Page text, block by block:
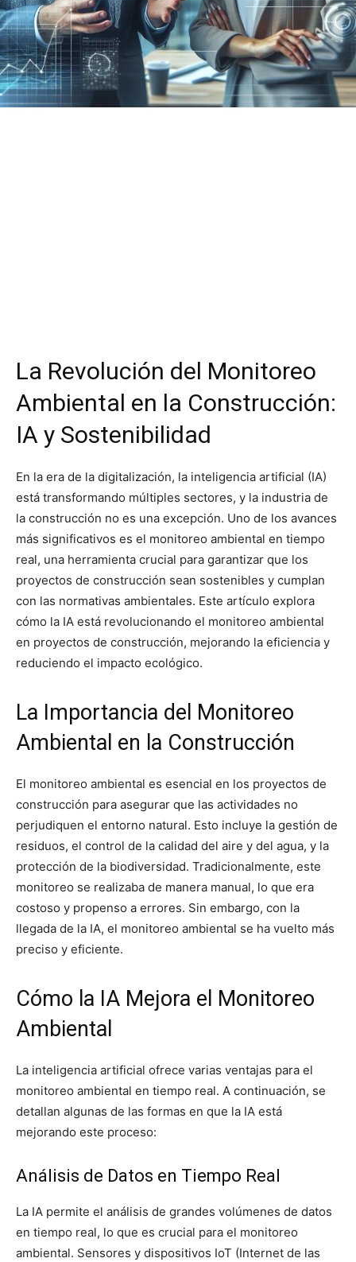
La Revolución del Monitoreo
Ambiental en la Construcción:
IA y Sostenibilidad
En la era de la digitalización, la inteligencia artificial (IA)
está transformando múltiples sectores, y la industria de
la construcción no es una excepción. Uno de los avances
más significativos es el monitoreo ambiental en tiempo
real, una herramienta crucial para garantizar que los
proyectos de construcción sean sostenibles y cumplan
con las normativas ambientales. Este artículo explora
cómo la IA está revolucionando el monitoreo ambiental
en proyectos de construcción, mejorando la eficiencia y
reduciendo el impacto ecológico.
La Importancia del Monitoreo
Ambiental en la Construcción
El monitoreo ambiental es esencial en los proyectos de
construcción para asegurar que las actividades no
perjudiquen el entorno natural. Esto incluye la gestión de
residuos, el control de la calidad del aire y del agua, y la
protección de la biodiversidad. Tradicionalmente, este
monitoreo se realizaba de manera manual, lo que era
costoso y propenso a errores. Sin embargo, con la
llegada de la IA, el monitoreo ambiental se ha vuelto más
preciso y eficiente.
Cómo la IA Mejora el Monitoreo
Ambiental
La inteligencia artificial ofrece varias ventajas para el
monitoreo ambiental en tiempo real. A continuación, se
detallan algunas de las formas en que la IA está
mejorando este proceso:
Análisis de Datos en Tiempo Real
La IA permite el análisis de grandes volúmenes de datos
en tiempo real, lo que es crucial para el monitoreo
ambiental. Sensores y dispositivos IoT (Internet de las